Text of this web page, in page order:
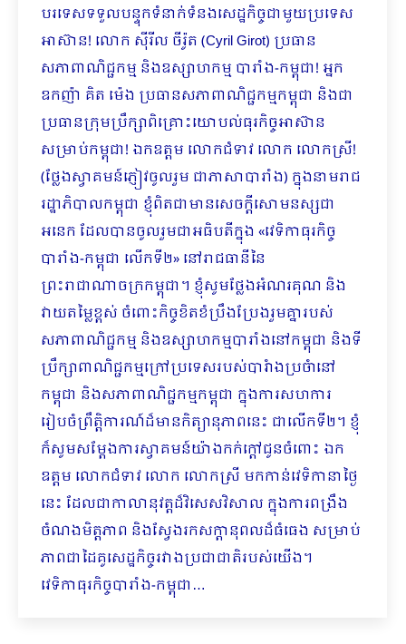
បរទេសទទួលបន្ទុកទំនាក់ទំនងសេដ្ឋកិច្ចជាមួយប្រទេស
អាស៊ាន! លោក ស៊ីរីល ចីរ៉ូត (Cyril Girot) ប្រធាន
សភាពាណិជ្ជកម្ម និងឧស្សាហកម្ម បារាំង-កម្ពុជា! អ្នក
ឧកញ៉ា គិត ម៉េង ប្រធានសភាពាណិជ្ជកម្មកម្ពុជា និងជា
ប្រធានក្រុមប្រឹក្សាពិគ្រោះយោបល់ធុរកិច្ចអាស៊ាន
សម្រាប់កម្ពុជា! ឯកឧត្តម លោកជំទាវ លោក លោកស្រី!
(ថ្លែងស្វាគមន៍ភ្ញៀវចូលរួម ជាភាសាបារាំង) ក្នុងនាមរាជ
រដ្ឋាភិបាលកម្ពុជា ខ្ញុំពិតជាមានសេចក្តីសោមនស្សជា
អនេក ដែលបានចូលរួមជាអធិបតីក្នុង «វេទិកាធុរកិច្ច
បារាំង-កម្ពុជា លើកទី២» នៅរាជធានីនៃ
ព្រះរាជាណាចក្រកម្ពុជា។ ខ្ញុំសូមថ្លែងអំណរគុណ និង
វាយតម្លៃខ្ពស់ ចំពោះកិច្ចខិតខំប្រឹងប្រែងរួមគ្នារបស់
សភាពាណិជ្ជកម្ម និងឧស្សាហកម្មបារាំងនៅកម្ពុជា និងទី
ប្រឹក្សាពាណិជ្ជកម្មក្រៅប្រទេសរបស់បារំាងប្រចំានៅ
កម្ពុជា និងសភាពាណិជ្ជកម្មកម្ពុជា ក្នុងការសហការ
រៀបចំព្រឹត្តិការណ៍ដ៏មានកិត្យានុភាពនេះ ជាលើកទី២។ ខ្ញុំ
ក៏សូមសម្តែងការស្វាគមន៍យ៉ាងកក់ក្តៅជូនចំពោះ ឯក
ឧត្តម លោកជំទាវ លោក លោកស្រី មកកាន់វេទិកានាថ្ងៃ
នេះ ដែលជាកាលានុវត្តដ៏វិសេសវិសាល ក្នុងការពង្រឹង
ចំណងមិត្តភាព និងស្វែងរកសក្តានុពលដ៏ធំធេង សម្រាប់
ភាពជាដៃគូសេដ្ឋកិច្ចរវាងប្រជាជាតិរបស់យើង។
វេទិកាធុរកិច្ចបារាំង-កម្ពុជា…